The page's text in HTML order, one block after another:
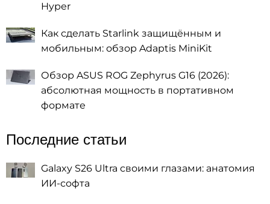
Hyper
Как сделать Starlink защищённым и
мобильным: обзор Adaptis MiniKit
Обзор ASUS ROG Zephyrus G16 (2026):
абсолютная мощность в портативном
формате
Последние статьи
Galaxy S26 Ultra своими глазами: анатомия
ИИ-софта